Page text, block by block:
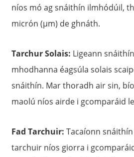
níos mó ag snáithín ilmhódúil,
micrón (µm) de ghnáth.
Tarchur Solais: Ligeann
mhodhanna éagsúla solais
snáithín. Mar thoradh air sin,
maolú níos airde i gcomparáid
Fad Tarchuir: Tacaíonn
tarchuir níos giorra i